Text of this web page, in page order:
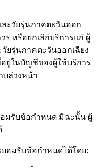
ะวัยรุ่นภาคตะวันออก
ร หรือยกเลิกบริการแก่ ผู้
ยรุ่นภาคตะวันออกเฉียง
ยู่ในบัญชีของผู้ใช้บริการ
บล่วงหน้า
อมรับข้อกำหนด มิฉะนั้น ผู้
ยอมรับข้อกำหนดได้โดย: